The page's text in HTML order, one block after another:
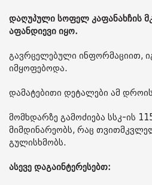
დაღუპული სოფელ კაფანახჩის
აფანდიევი იყო.
გავრცელებული ინფორმაციით,
იმყოფებოდა.
დამატებითი დეტალები ამ
მომხდარზე გამოძიება სსკ-ის
მიმდინარეობს, რაც
გულისხმობს.
ასევე დაგაინტერესებთ: